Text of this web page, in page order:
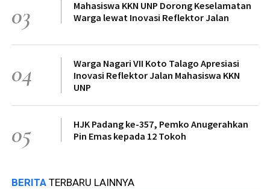
03
Mahasiswa KKN UNP Dorong Keselamatan
Warga lewat Inovasi Reflektor Jalan
04
Warga Nagari VII Koto Talago Apresiasi
Inovasi Reflektor Jalan Mahasiswa KKN
UNP
05
HJK Padang ke-357, Pemko Anugerahkan
Pin Emas kepada 12 Tokoh
BERITA TERBARU LAINNYA